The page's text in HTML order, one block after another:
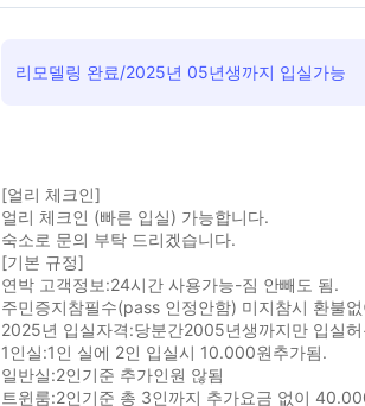
리모델링 완료/2025년 05년생까지 입실가능
[얼리 체크인]
얼리 체크인 (빠른 입실) 가능합니다.
숙소로 문의 부탁 드리겠습니다.
[기본 규정]
연박 고객정보:24시간 사용가능-짐 안빼도 됨.
주민증지참필수(pass 인정안함) 미지참시 환불
2025년 입실자격:당분간2005년생까지만 입실허
1인실:1인 실에 2인 입실시 10.000원추가됨.
일반실:2인기준 추가인원 않됨
트윈룸:2인기준 총 3인까지 추가요금 없이